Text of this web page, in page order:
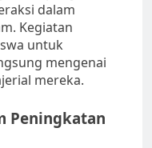
dalam
Kegiatan
untuk
mengenai
mereka.
Peningkatan